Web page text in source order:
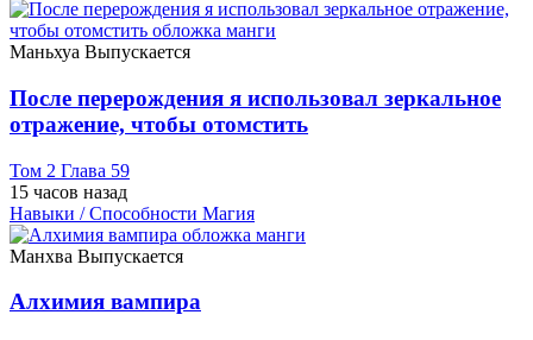
Маньхуа Выпускается
После перерождения я использовал зеркальное
отражение, чтобы отомстить
Том 2 Глава 59
15 часов назад
Навыки / Способности Магия
Манхва Выпускается
Алхимия вампира